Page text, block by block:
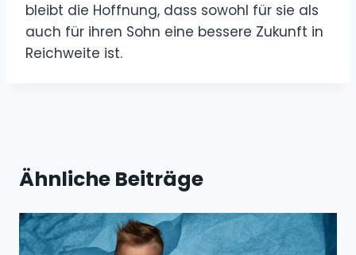
bleibt die Hoffnung, dass sowohl für sie als
auch für ihren Sohn eine bessere Zukunft in
Reichweite ist.
Ähnliche Beiträge